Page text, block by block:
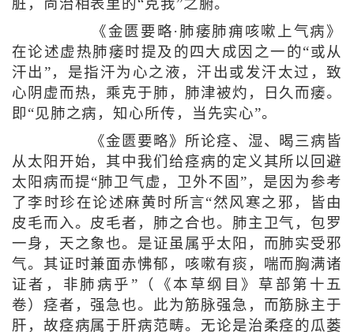
脏，尚治相表里的“克我”之腑。
《金匮要略·肺痿肺痈咳嗽上气病》
在论述虚热肺痿时提及的四大成因之一的“或从
汗出”，是指汗为心之液，汗出或发汗太过，致
心阴虚而热，乘克于肺，肺津被灼，日久而痿。
即“见肺之病，知心所传，当先实心”。
《金匮要略》所论痉、湿、暍三病皆
从太阳开始，其中我们给痉病的定义其所以回避
太阳病而提“肺卫气虚，卫外不固”，是因为参考
了李时珍在论述麻黄时所言“然风寒之邪，皆由
皮毛而入。皮毛者，肺之合也。肺主卫气，包罗
一身，天之象也。是证虽属乎太阳，而肺实受邪
气。其证时兼面赤怫郁，咳嗽有痰，喘而胸满诸
证者，非肺病乎”（《本草纲目》草部第十五
卷）痉者，强急也。此为筋脉强急，而筋脉主于
肝，故痉病属于肝病范畴。无论是治柔痉的瓜蒌